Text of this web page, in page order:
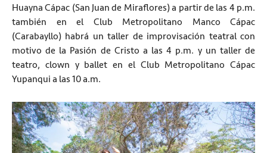
Huayna Cápac (San Juan de Miraflores) a partir de las 4 p.m.
también en el Club Metropolitano Manco Cápac
(Carabayllo) habrá un taller de improvisación teatral con
motivo de la Pasión de Cristo a las 4 p.m. y un taller de
teatro, clown y ballet en el Club Metropolitano Cápac
Yupanqui a las 10 a.m.